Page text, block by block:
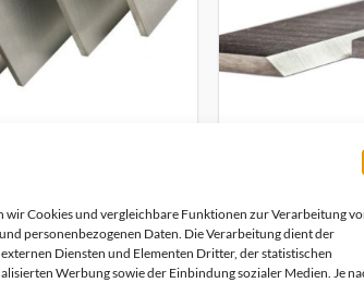
wir Cookies und vergleichbare Funktionen zur Verarbeitung
personenbezogenen Daten. Die Verarbeitung dient der
Diensten und Elementen Dritter, der statistischen
Werbung sowie der Einbindung sozialer Medien. Je
39,90€
Enthält 19% MwSt.
zzgl.Versand
3 Stück Kity 636
1637
39,90
Enthält
zzgl.